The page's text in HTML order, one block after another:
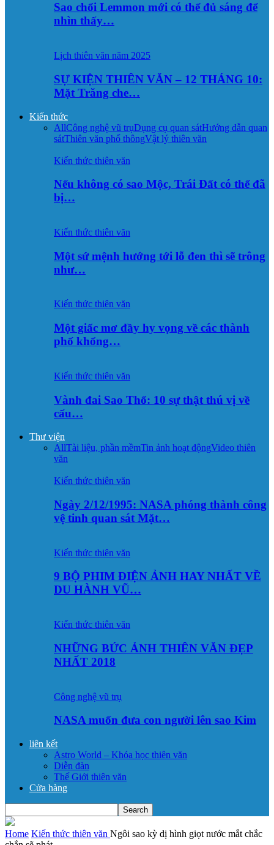
Sao chổi Lemmon mới có thể đủ sáng để
nhìn thấy…
Lịch thiên văn năm 2025
SỰ KIỆN THIÊN VĂN – 12 THÁNG 10:
Mặt Trăng che…
Kiến thức
AllCông nghệ vũ trụDụng cụ quan sátHướng dẫn quan
sátThiên văn phổ thôngVật lý thiên văn
Kiến thức thiên văn
Nếu không có sao Mộc, Trái Đất có thể đã
bị…
Kiến thức thiên văn
Một sứ mệnh hướng tới lỗ đen thì sẽ trông
như…
Kiến thức thiên văn
Một giấc mơ đầy hy vọng về các thành
phố khổng…
Kiến thức thiên văn
Vành đai Sao Thổ: 10 sự thật thú vị về
cấu…
Thư viện
AllTài liệu, phần mềmTin ảnh hoạt độngVideo thiên
văn
Kiến thức thiên văn
Ngày 2/12/1995: NASA phóng thành công
vệ tinh quan sát Mặt…
Kiến thức thiên văn
9 BỘ PHIM ĐIỆN ẢNH HAY NHẤT VỀ
DU HÀNH VŨ…
Kiến thức thiên văn
NHỮNG BỨC ẢNH THIÊN VĂN ĐẸP
NHẤT 2018
Công nghệ vũ trụ
NASA muốn đưa con người lên sao Kim
liên kết
Astro World – Khóa học thiên văn
Diễn đàn
Thế Giới thiên văn
Cửa hàng
Home Kiến thức thiên văn Ngôi sao kỳ dị hình giọt nước mắt chắc